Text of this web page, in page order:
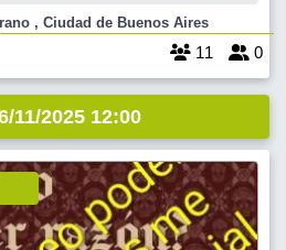
DEL AIRE LIBRE Y DEL
EN CONTACTO DIRECTO CON LA
Belgrano , Ciudad de Buenos Aires
11 0
11/2025 12:00